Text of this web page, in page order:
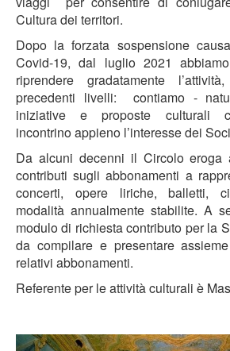
Cultura dei territori.
Dopo la forzata sospensione
Covid-19, dal luglio 2021
riprendere gradatamente
precedenti livelli: contiamo -
iniziative e proposte culturali
incontrino appieno l’interesse dei
Da alcuni decenni il Circolo
contributi sugli abbonamenti a
concerti, opere liriche, balletti,
modalità annualmente stabilite. A
modulo di richiesta contributo per la
da compilare e presentare
relativi abbonamenti.
Referente per le attività culturali è